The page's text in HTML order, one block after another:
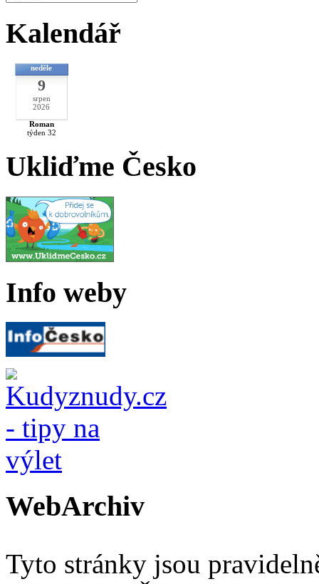
Kalendář
neděle
9
srpen
2026
Roman
týden 32
Ukliďme Česko
Info weby
WebArchiv
Tyto stránky jsou